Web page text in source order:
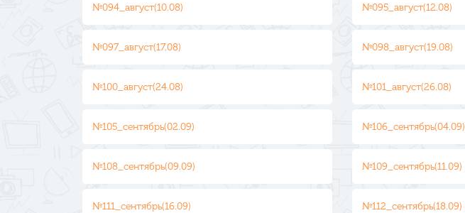
№094_август(10.08) №095_август(12.08)
№097_август(17.08) №098_август(19.08)
№100_август(24.08) №101_август(26.08)
№105_сентябрь(02.09) №106_сентябрь(04.09)
№108_сентябрь(09.09) №109_сентябрь(11.09)
№111_сентябрь(16.09) №112_сентябрь(18.09)